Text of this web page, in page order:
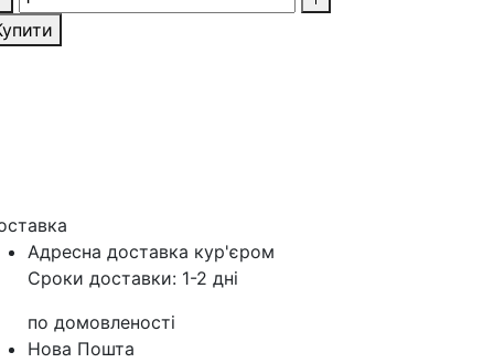
Адресна доставка кур'‎єром
Сроки доставки: 1-2 дні
по домовленості
Нова Пошта